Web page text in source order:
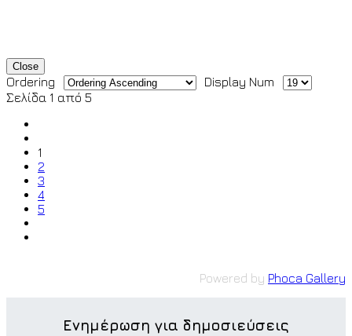
Close
Ordering
Display Num
Σελίδα 1 από 5
1
2
3
4
5
Powered by Phoca Gallery
Ενημέρωση για δημοσιεύσεις